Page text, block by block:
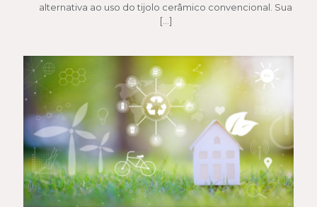
alternativa ao uso do tijolo cerâmico convencional. Sua
[…]